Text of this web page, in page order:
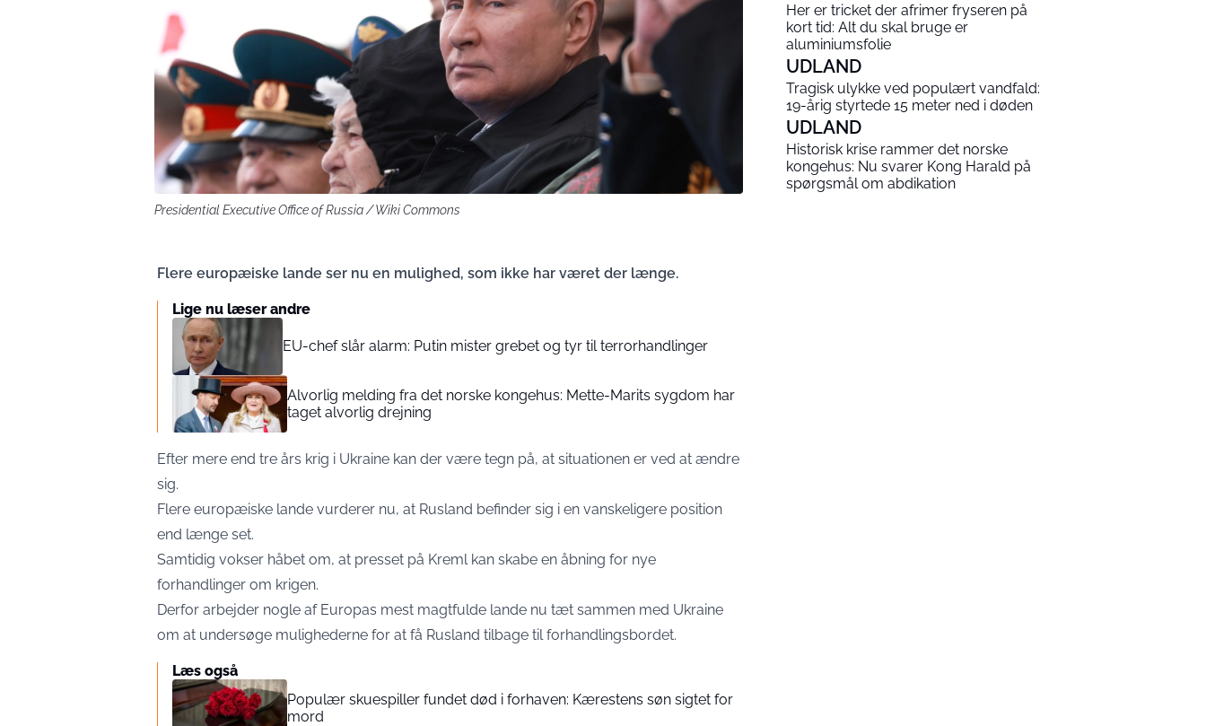
Presidential Executive Office of Russia / Wiki Commons
Flere europæiske lande ser nu en mulighed, som ikke har været der længe.
Lige nu læser andre
EU-chef slår alarm: Putin mister grebet og tyr til terrorhandlinger
Alvorlig melding fra det norske kongehus: Mette-Marits sygdom har
taget alvorlig drejning
Efter mere end tre års krig i Ukraine kan der være tegn på, at situationen er ved at ændre
sig.
Flere europæiske lande vurderer nu, at Rusland befinder sig i en vanskeligere position
end længe set.
Samtidig vokser håbet om, at presset på Kreml kan skabe en åbning for nye
forhandlinger om krigen.
Derfor arbejder nogle af Europas mest magtfulde lande nu tæt sammen med Ukraine
om at undersøge mulighederne for at få Rusland tilbage til forhandlingsbordet.
Læs også
Populær skuespiller fundet død i forhaven: Kærestens søn sigtet for
mord
Her er tricket der afrimer fryseren på
kort tid: Alt du skal bruge er
aluminiumsfolie
UDLAND
Tragisk ulykke ved populært vandfald:
19-årig styrtede 15 meter ned i døden
UDLAND
Historisk krise rammer det norske
kongehus: Nu svarer Kong Harald på
spørgsmål om abdikation